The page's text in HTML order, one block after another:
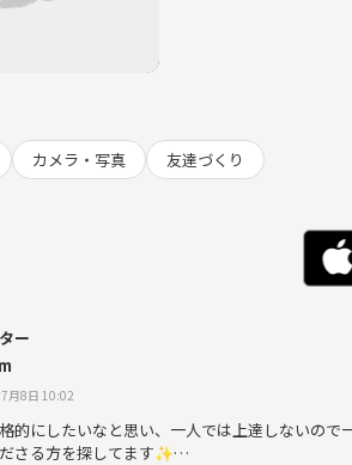
カメラ・写真 友達づくり
ー
月8日 10:02
的にしたいなと思い、一人では上達しないので
さる方を探してます✨